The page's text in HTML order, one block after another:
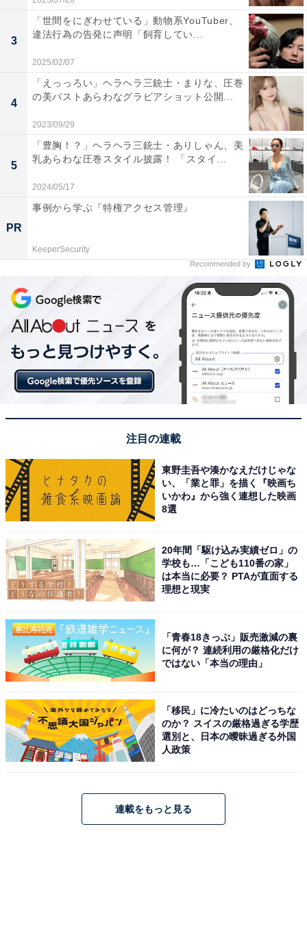
3
「世間をにぎわせている」動物系YouTuber、
違法行為の告発に声明「飼育してい...
2025/02/07
4
「えっっろい」ヘラヘラ三銃士・まりな、圧巻
の美バストあらわなグラビアショット公開...
2023/09/29
5
「豊胸！？」ヘラヘラ三銃士・ありしゃん、美
乳あらわな圧巻スタイル披露！ 「スタイ...
2024/05/17
PR
事例から学ぶ『特権アクセス管理』
KeeperSecurity
Recommended by
注目の連載
東野圭吾や湊かなえだけじゃな
い、「業と罪」を描く『映画ち
いかわ』から強く連想した映画
8選
20年間「駆け込み実績ゼロ」の
学校も…「こども110番の家」
は本当に必要？ PTAが直面する
理想と現実
「青春18きっぷ」販売激減の裏
に何が？ 連続利用の厳格化だけ
ではない「本当の理由」
「移民」に冷たいのはどっちな
のか？ スイスの厳格過ぎる学歴
選別と、日本の曖昧過ぎる外国
人政策
連載をもっと見る